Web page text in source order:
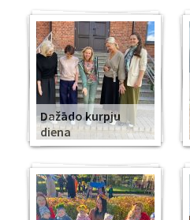
Dažādo kurpju
diena